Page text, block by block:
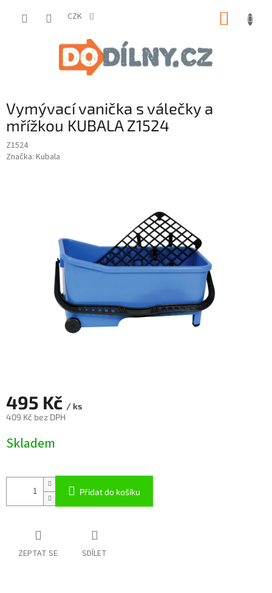
CZK
Vymývací vanička s válečky a
mřížkou KUBALA Z1524
Z1524
Značka: Kubala
495 Kč / ks
409 Kč bez DPH
cena:
Skladem
Přidat do košíku
ZEPTAT SE SDÍLET